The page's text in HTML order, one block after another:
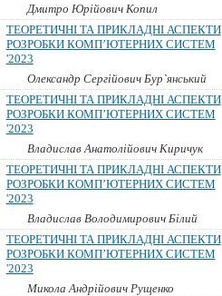
Дмитро Юрійович Копил
ТЕОРЕТИЧНІ ТА ПРИКЛАДНІ АСПЕКТИ
РОЗРОБКИ КОМП’ЮТЕРНИХ СИСТЕМ
'2023
Олександр Сергійович Бур`янський
ТЕОРЕТИЧНІ ТА ПРИКЛАДНІ АСПЕКТИ
РОЗРОБКИ КОМП’ЮТЕРНИХ СИСТЕМ
'2023
Владислав Анатолійович Киричук
ТЕОРЕТИЧНІ ТА ПРИКЛАДНІ АСПЕКТИ
РОЗРОБКИ КОМП’ЮТЕРНИХ СИСТЕМ
'2023
Владислав Володимирович Білий
ТЕОРЕТИЧНІ ТА ПРИКЛАДНІ АСПЕКТИ
РОЗРОБКИ КОМП’ЮТЕРНИХ СИСТЕМ
'2023
Микола Андрійович Рущенко